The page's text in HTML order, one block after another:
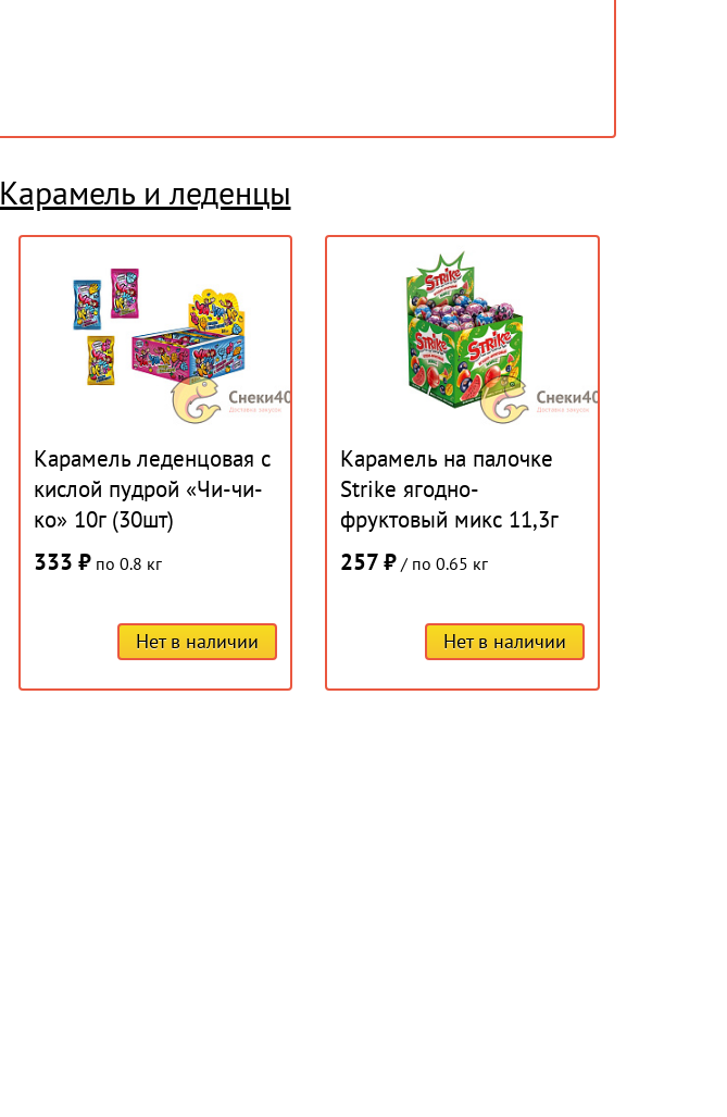
Карамель и леденцы
Карамель леденцовая с
кислой пудрой «Чи-чи-
ко» 10г (30шт)
333 ₽по 0.8 кг
Нет в наличии
Карамель на палочке
Strike ягодно-
фруктовый микс 11,3г
(50шт)
257 ₽ / по 0.65 кг
Нет в наличии